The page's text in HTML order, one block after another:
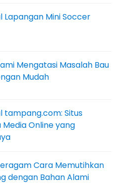
Lapangan Mini Soccer
Mengatasi Masalah Bau
Mudah
tampang.com: Situs
Media Online yang
Cara Memutihkan
dengan Bahan Alami